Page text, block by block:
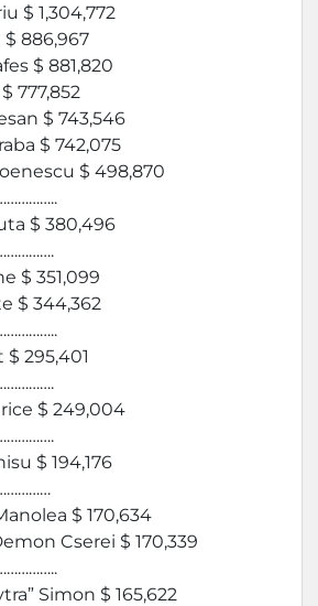
$ 1,304,772
886,967
$ 881,820
777,852
$ 743,546
$ 742,075
$ 498,870
$ 380,496
$ 351,099
$ 344,362
295,401
$ 249,004
$ 194,176
$ 170,634
Cserei $ 170,339
Simon $ 165,622